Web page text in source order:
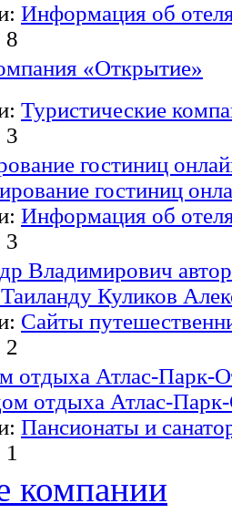
Информация об
8
«Открытие»
Туристические
3
гостиниц
Информация об
3
Владимирович
Сайты
2
отдыха Атлас-Парк-
Пансионаты и
1
компании